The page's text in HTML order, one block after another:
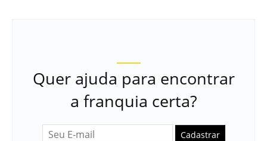
Quer ajuda para encontrar
a franquia certa?
Cadastrar